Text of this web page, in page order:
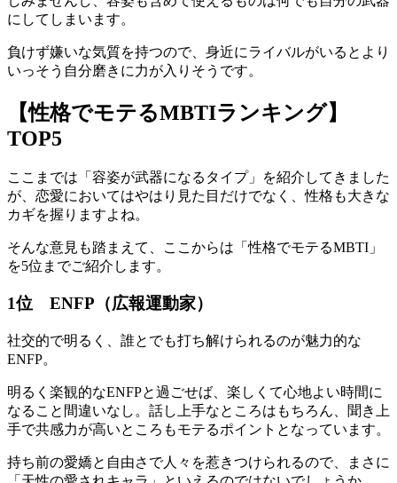
にしてしまいます。
負けず嫌いな気質を持つので、身近にライバルがいるとより
いっそう自分磨きに力が入りそうです。
【性格でモテるMBTIランキング】
TOP5
ここまでは「容姿が武器になるタイプ」を紹介してきました
が、恋愛においてはやはり見た目だけでなく、性格も大きな
カギを握りますよね。
そんな意見も踏まえて、ここからは「性格でモテるMBTI」
を5位までご紹介します。
1位 ENFP（広報運動家）
社交的で明るく、誰とでも打ち解けられるのが魅力的な
ENFP。
明るく楽観的なENFPと過ごせば、楽しくて心地よい時間に
なること間違いなし。話し上手なところはもちろん、聞き上
手で共感力が高いところもモテるポイントとなっています。
持ち前の愛嬌と自由さで人々を惹きつけられるので、まさに